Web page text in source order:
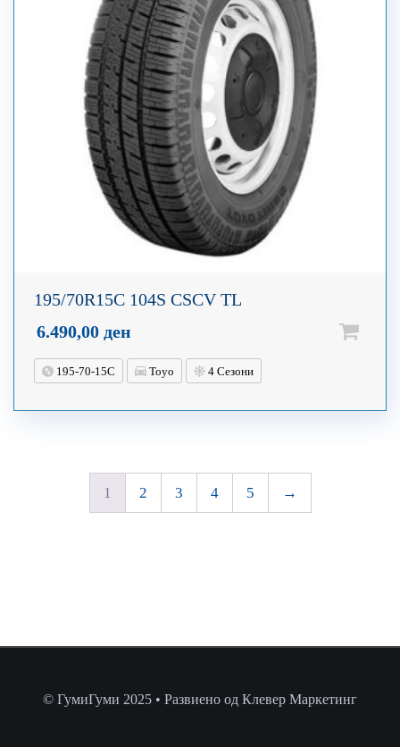
195/70R15C 104S CSCV TL
6.490,00 ден
195-70-15C Toyo 4 Сезони
1 2 3 4 5 →
© ГумиГуми 2025 • Развиено од Клевер Маркетинг